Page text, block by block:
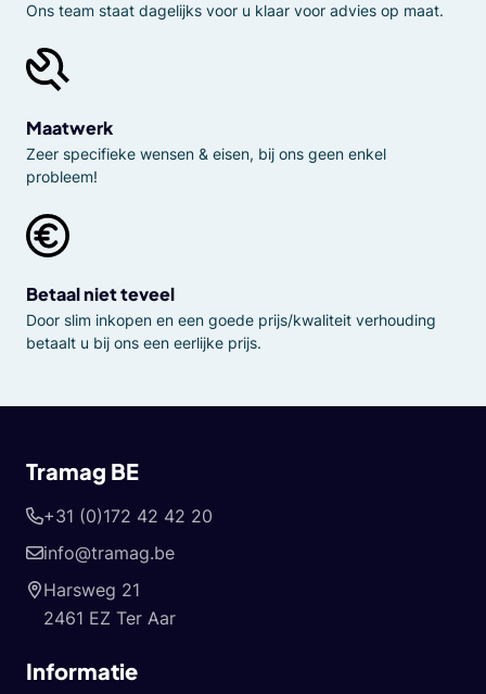
Ons team staat dagelijks voor u klaar voor advies op maat.
Maatwerk
Zeer specifieke wensen & eisen, bij ons geen enkel
probleem!
Betaal niet teveel
Door slim inkopen en een goede prijs/kwaliteit verhouding
betaalt u bij ons een eerlijke prijs.
Tramag BE
+31 (0)172 42 42 20
info@tramag.be
Harsweg 21
2461 EZ Ter Aar
Informatie